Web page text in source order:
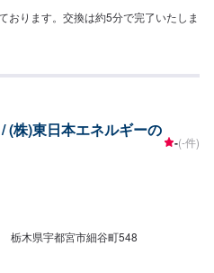
おります。交換は約5分で完了いたしま
(株)東日本エネルギーの
-(-件)
栃木県宇都宮市細谷町548